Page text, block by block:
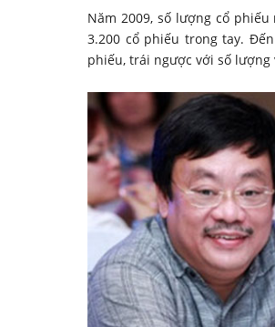
Năm 2009, số lượng cổ
3.200 cổ phiếu trong tay.
phiếu, trái ngược với số lượng